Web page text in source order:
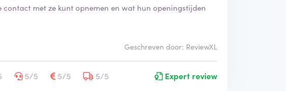
met ze kunt opnemen en wat hun openingstijden
Geschreven door: ReviewXL
5/5 5/5 5/5 Expert review